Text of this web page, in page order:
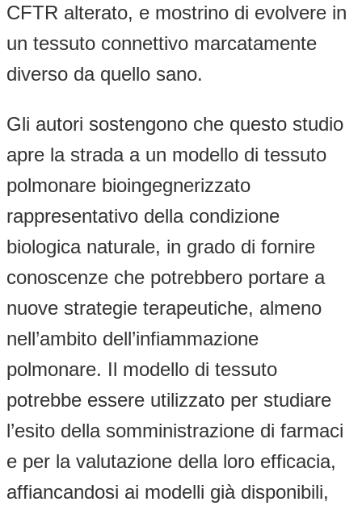
CFTR alterato, e mostrino di evolvere in
un tessuto connettivo marcatamente
diverso da quello sano.
Gli autori sostengono che questo studio
apre la strada a un modello di tessuto
polmonare bioingegnerizzato
rappresentativo della condizione
biologica naturale, in grado di fornire
conoscenze che potrebbero portare a
nuove strategie terapeutiche, almeno
nell’ambito dell’infiammazione
polmonare. Il modello di tessuto
potrebbe essere utilizzato per studiare
l’esito della somministrazione di farmaci
e per la valutazione della loro efficacia,
affiancandosi ai modelli già disponibili,